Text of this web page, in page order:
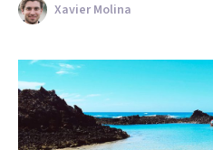
Xavier Molina